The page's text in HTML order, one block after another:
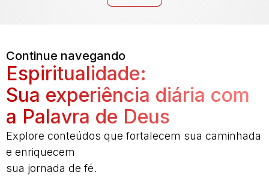
Continue navegando
Espiritualidade:
Sua experiência diária com
a Palavra de Deus
Explore conteúdos que fortalecem sua caminhada
e enriquecem
sua jornada de fé.